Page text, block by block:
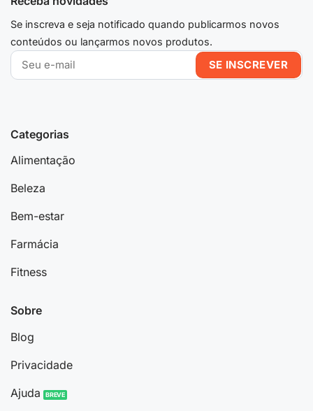
Categorias
Alimentação
Beleza
Bem-estar
Farmácia
Fitness
Sobre
Blog
Privacidade
Ajuda
Se inscreva e seja notificado quando publicarmos novos
conteúdos ou lançarmos novos produtos.